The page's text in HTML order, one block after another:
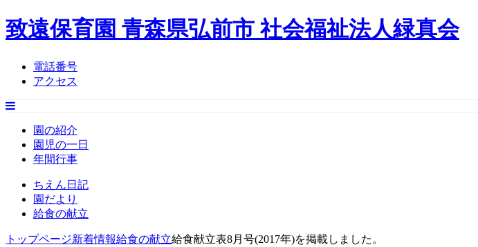
致遠保育園 青森県弘前市 社会福祉法人緑真会
電話番号
アクセス
園の紹介
園児の一日
年間行事
ちえん日記
園だより
給食の献立
トップページ新着情報給食の献立給食献立表8月号(2017年)を掲載しました。